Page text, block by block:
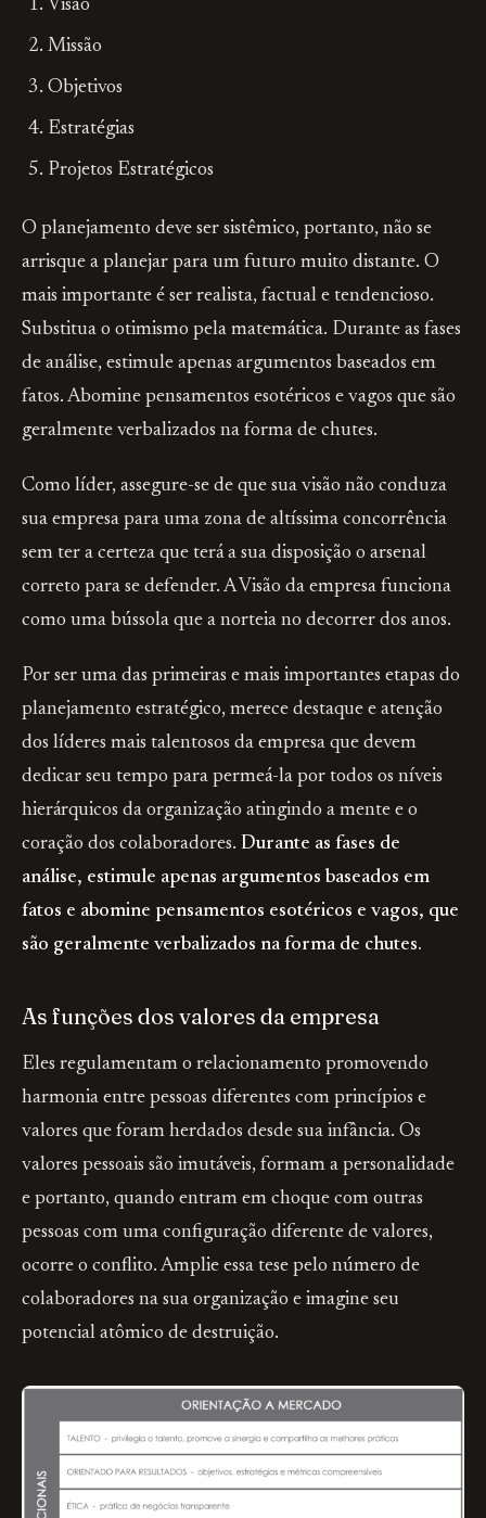
Visão
Missão
Objetivos
Estratégias
Projetos Estratégicos
O planejamento deve ser sistêmico, portanto, não se
arrisque a planejar para um futuro muito distante. O
mais importante é ser realista, factual e tendencioso.
Substitua o otimismo pela matemática. Durante as fases
de análise, estimule apenas argumentos baseados em
fatos. Abomine pensamentos esotéricos e vagos que são
geralmente verbalizados na forma de chutes.
Como líder, assegure-se de que sua visão não conduza
sua empresa para uma zona de altíssima concorrência
sem ter a certeza que terá a sua disposição o arsenal
correto para se defender. A Visão da empresa funciona
como uma bússola que a norteia no decorrer dos anos.
Por ser uma das primeiras e mais importantes etapas do
planejamento estratégico, merece destaque e atenção
dos líderes mais talentosos da empresa que devem
dedicar seu tempo para permeá-la por todos os níveis
hierárquicos da organização atingindo a mente e o
coração dos colaboradores. Durante as fases de
análise, estimule apenas argumentos baseados em
fatos e abomine pensamentos esotéricos e vagos, que
são geralmente verbalizados na forma de chutes.
As funções dos valores da empresa
Eles regulamentam o relacionamento promovendo
harmonia entre pessoas diferentes com princípios e
valores que foram herdados desde sua infância. Os
valores pessoais são imutáveis, formam a personalidade
e portanto, quando entram em choque com outras
pessoas com uma configuração diferente de valores,
ocorre o conflito. Amplie essa tese pelo número de
colaboradores na sua organização e imagine seu
potencial atômico de destruição.